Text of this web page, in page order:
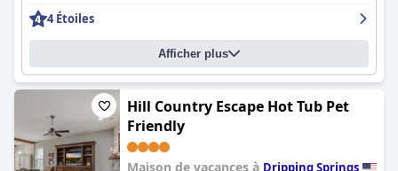
4 Étoiles
Afficher plus
Hill Country Escape Hot Tub Pet
Friendly
Maison de vacances à Dripping Springs